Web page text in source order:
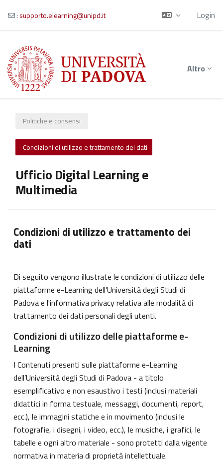
Vai al contenuto principale
: supporto.elearning@unipd.it Login
Altro
Politiche e consensi
Condizioni di utilizzo e trattamento dei dati
Ufficio Digital Learning e
Multimedia
Condizioni di utilizzo e trattamento dei
dati
Di seguito vengono illustrate le condizioni di utilizzo delle
piattaforme e-Learning dell'Università degli Studi di
Padova e l'informativa privacy relativa alle modalità di
trattamento dei dati personali degli utenti.
Condizioni di utilizzo delle piattaforme e-
Learning
I Contenuti presenti sulle piattaforme e-Learning
dell’Università degli Studi di Padova - a titolo
esemplificativo e non esaustivo i testi (inclusi materiali
didattici in forma testuale, messaggi, documenti, report,
ecc.), le immagini statiche e in movimento (inclusi le
fotografie, i disegni, i video, ecc.), le musiche, i grafici, le
tabelle e ogni altro materiale - sono protetti dalla vigente
normativa in materia di proprietà intellettuale.